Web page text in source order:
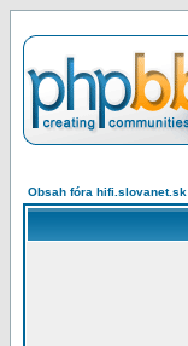
Obsah fóra hifi.slovanet.sk